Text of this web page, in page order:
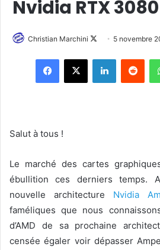
Nvidia RTX 3080
Christian Marchini
Follow
X
5 novembre
Linkedin
Salut à tous !
Le marché des cartes
ébullition ces derniers temps.
nouvelle architecture Nvidia
faméliques que nous
d’AMD de sa prochaine
censée égaler voir dépasser